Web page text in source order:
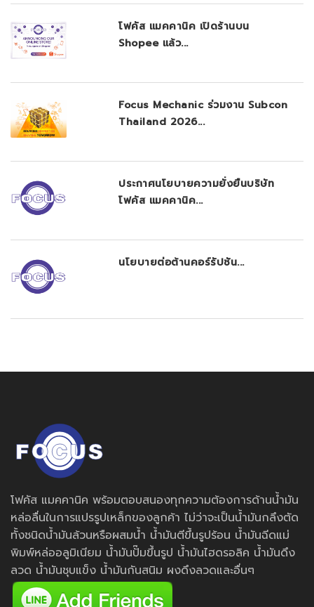
โฟคัส แมคคานิค เปิดร้านบน
Shopee แล้ว...
Focus Mechanic ร่วมงาน Subcon
Thailand 2026...
ประกาศนโยบายความยั่งยืนบริษัท
โฟคัส แมคคานิค...
นโยบายต่อต้านคอร์รัปชัน...
โฟคัส แมคคานิค พร้อมตอบสนองทุกความต้องการด้านน้ำมัน
หล่อลื่นในการแปรรูปเหล็กของลูกค้า ไม่ว่าจะเป็นน้ำมันกลึงตัด
ทั้งชนิดน้ำมันล้วนหรือผสมน้ำ น้ำมันตีขึ้นรูปร้อน น้ำมันฉีดแม่
พิมพ์หล่ออลูมิเนียม น้ำมันปั๊มขึ้นรูป น้ำมันไฮดรอลิค น้ำมันดึง
ลวด น้ำมันชุบแข็ง น้ำมันกันสนิม ผงดึงลวดและอื่นๆ